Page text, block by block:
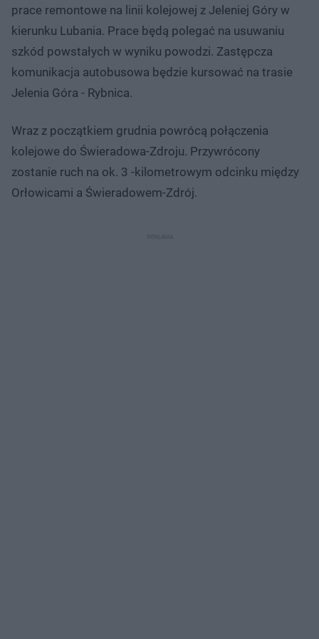
prace remontowe na linii kolejowej z Jeleniej Góry w
kierunku Lubania. Prace będą polegać na usuwaniu
szkód powstałych w wyniku powodzi. Zastępcza
komunikacja autobusowa będzie kursować na trasie
Jelenia Góra - Rybnica.
Wraz z początkiem grudnia powrócą połączenia
kolejowe do Świeradowa-Zdroju. Przywrócony
zostanie ruch na ok. 3 -kilometrowym odcinku między
Orłowicami a Świeradowem-Zdrój.